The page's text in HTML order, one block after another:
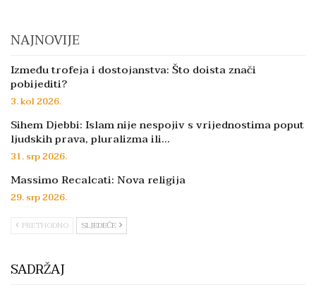
NAJNOVIJE
Između trofeja i dostojanstva: Što doista znači
pobijediti?
3. kol 2026.
Sihem Djebbi: Islam nije nespojiv s vrijednostima poput
ljudskih prava, pluralizma ili…
31. srp 2026.
Massimo Recalcati: Nova religija
29. srp 2026.
PRETHODNO SLJEDEĆE
SADRŽAJ